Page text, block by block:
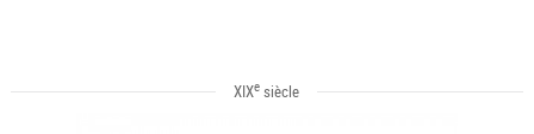
XIXe siècle